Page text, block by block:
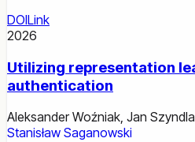
DOILink
2026
Utilizing representation
authentication
Aleksander Woźniak, Jan
Stanisław Saganowski